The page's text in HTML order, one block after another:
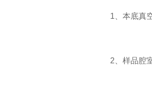
1、本底真空
2、样品腔室